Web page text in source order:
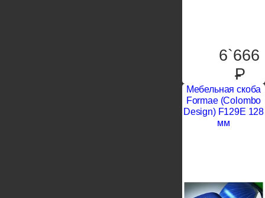
6`666
P
Мебельная скоба
Formae (Colombo
Design) F129E 128
мм